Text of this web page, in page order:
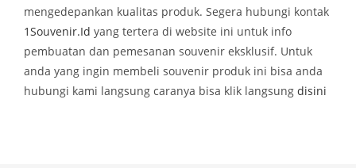
mengedepankan kualitas produk. Segera hubungi kontak
1Souvenir.Id yang tertera di website ini untuk info
pembuatan dan pemesanan souvenir eksklusif. Untuk
anda yang ingin membeli souvenir produk ini bisa anda
hubungi kami langsung caranya bisa klik langsung disini